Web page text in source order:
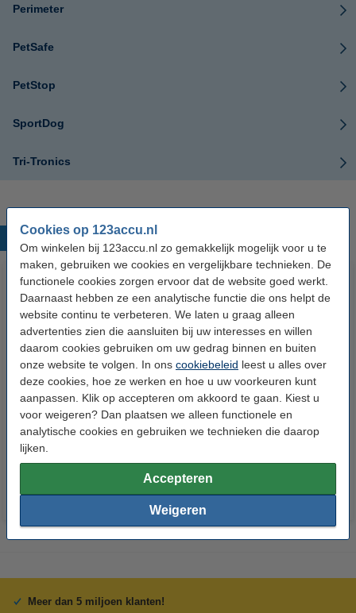
Cookies op 123accu.nl
Om winkelen bij 123accu.nl zo gemakkelijk mogelijk voor u te
maken, gebruiken we cookies en vergelijkbare technieken. De
functionele cookies zorgen ervoor dat de website goed werkt.
Daarnaast hebben ze een analytische functie die ons helpt de
website continu te verbeteren. We laten u graag alleen
advertenties zien die aansluiten bij uw interesses en willen
daarom cookies gebruiken om uw gedrag binnen en buiten
onze website te volgen. In ons cookiebeleid leest u alles over
deze cookies, hoe ze werken en hoe u uw voorkeuren kunt
aanpassen. Klik op accepteren om akkoord te gaan. Kiest u
voor weigeren? Dan plaatsen we alleen functionele en
analytische cookies en gebruiken we technieken die daarop
lijken.
Accepteren
Weigeren
Perimeter
PetSafe
PetStop
SportDog
Tri-Tronics
Populaire producten
123accu Xtreme Power AAA /
MN2400 / LR03 alkaline batterij
€ 14,50
BTW
123accu Xtreme Power
knoopcellen multipack
Meer dan 5 miljoen klanten!